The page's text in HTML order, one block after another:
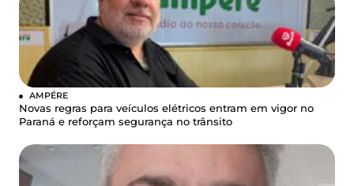
AMPÉRE
Novas regras para veículos elétricos entram em vigor no
Paraná e reforçam segurança no trânsito